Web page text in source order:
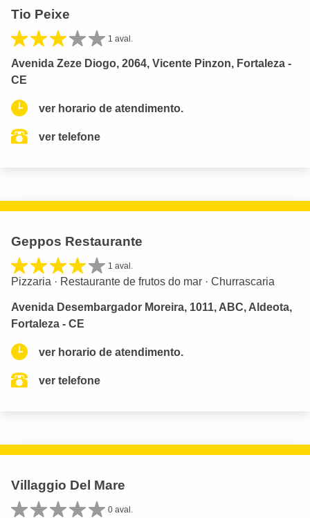
Tio Peixe
1 aval.
Avenida Zeze Diogo, 2064, Vicente Pinzon, Fortaleza -
CE
ver horario de atendimento.
ver telefone
Geppos Restaurante
1 aval.
Pizzaria · Restaurante de frutos do mar · Churrascaria
Avenida Desembargador Moreira, 1011, ABC, Aldeota,
Fortaleza - CE
ver horario de atendimento.
ver telefone
Villaggio Del Mare
0 aval.